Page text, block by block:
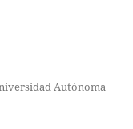
Autónoma